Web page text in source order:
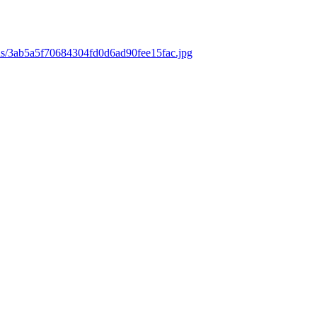
3ab5a5f70684304fd0d6ad90fee15fac.jpg